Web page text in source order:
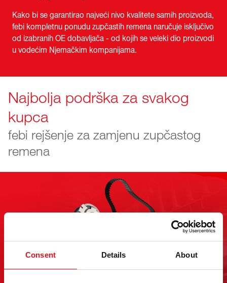
Consent Details About
Kako bi se garantirao najveći nivo kvalitete samih proizvoda,
febi kompletnu ponudu zupčastih remena naručuje isključivo
od izabranih OE dobavljača - od kojih se veleki dio proizvodi
u vodećim Njemačkim kompanijama.
Najbolja podrška za svakog
kupca
febi rejšenje za zamjenu zupčastog
remena